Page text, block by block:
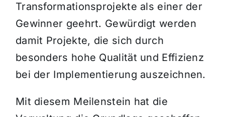
Transformationsprojekte als einer der
Gewinner geehrt. Gewürdigt werden
damit Projekte, die sich durch
besonders hohe Qualität und Effizienz
bei der Implementierung auszeichnen.
Mit diesem Meilenstein hat die